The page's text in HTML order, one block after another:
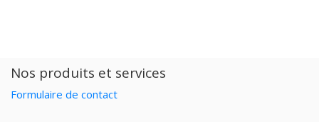
Nos produits et services
Formulaire de contact